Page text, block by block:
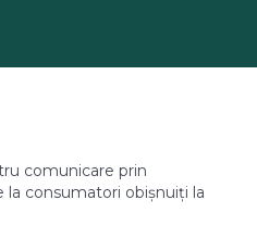
comunicare prin
consumatori obișnuiți la